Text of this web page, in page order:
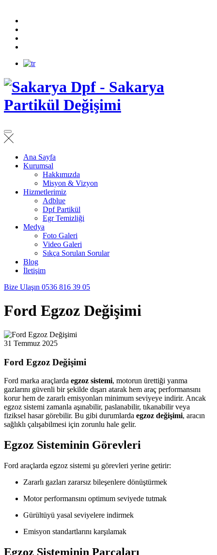
Ana Sayfa
Kurumsal
Hakkımızda
Misyon & Vizyon
Hizmetlerimiz
Adblue
Dpf Partikül
Egr Temizliği
Medya
Foto Galeri
Video Galeri
Sıkça Sorulan Sorular
Blog
İletişim
Bize Ulaşın 0536 816 39 05
Ford Egzoz Değişimi
31 Temmuz 2025
Ford Egzoz Değişimi
Ford marka araçlarda egzoz sistemi, motorun ürettiği yanma
gazlarını güvenli bir şekilde dışarı atarak hem araç performansını
korur hem de zararlı emisyonları minimum seviyeye indirir. Ancak
egzoz sistemi zamanla aşınabilir, paslanabilir, tıkanabilir veya
fiziksel hasar görebilir. Bu gibi durumlarda egzoz değişimi, aracın
sağlıklı çalışabilmesi için zorunlu hale gelir.
Egzoz Sisteminin Görevleri
Ford araçlarda egzoz sistemi şu görevleri yerine getirir:
Zararlı gazları zararsız bileşenlere dönüştürmek
Motor performansını optimum seviyede tutmak
Gürültüyü yasal seviyelere indirmek
Emisyon standartlarını karşılamak
Egzoz Sisteminin Parçaları